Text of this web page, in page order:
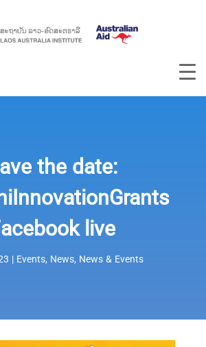
the date:
live
| Events, News, News & Events